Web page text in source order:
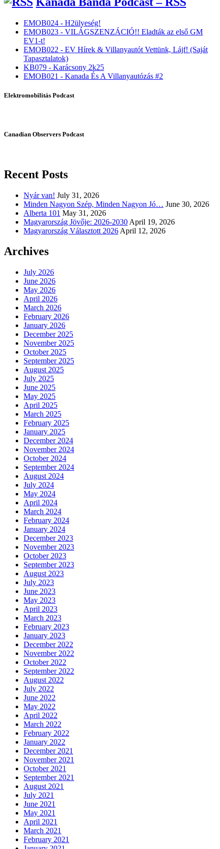
EMOB024 - H2ülyeség!
EMOB023 - VILÁGSZENZÁCIÓ!! Eladták az első GM
EV1-t!
EMOB022 - EV Hírek & Villanyautót Vettünk, Lájf! (Saját
Tapasztalatok)
KB079 - Karácsony 2k25
EMOB021 - Kanada És A Villanyautózás #2
Elektromobilitás Podcast
Canadian Observers Podcast
Recent Posts
Nyár van! July 31, 2026
Minden Nagyon Szép, Minden Nagyon Jó… June 30, 2026
Alberta 101 May 31, 2026
Magyarország Jövője: 2026-2030 April 19, 2026
Magyarország Választott 2026 April 12, 2026
Archives
July 2026
June 2026
May 2026
April 2026
March 2026
February 2026
January 2026
December 2025
November 2025
October 2025
September 2025
August 2025
July 2025
June 2025
May 2025
April 2025
March 2025
February 2025
January 2025
December 2024
November 2024
October 2024
September 2024
August 2024
July 2024
May 2024
April 2024
March 2024
February 2024
January 2024
December 2023
November 2023
October 2023
September 2023
August 2023
July 2023
June 2023
May 2023
April 2023
March 2023
February 2023
January 2023
December 2022
November 2022
October 2022
September 2022
August 2022
July 2022
June 2022
May 2022
April 2022
March 2022
February 2022
January 2022
December 2021
November 2021
October 2021
September 2021
August 2021
July 2021
June 2021
May 2021
April 2021
March 2021
February 2021